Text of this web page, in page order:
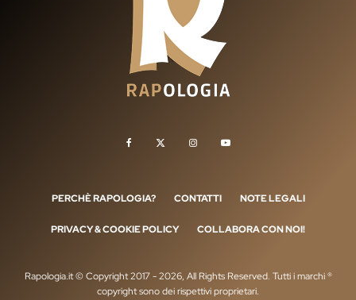
PERCHÈ RAPOLOGIA? CONTATTI NOTE LEGALI
PRIVACY & COOKIE POLICY COLLABORA CON NOI!
Rapologia.it © Copyright 2017 - 2026, All Rights Reserved. Tutti i marchi ®
copyright sono dei rispettivi proprietari.